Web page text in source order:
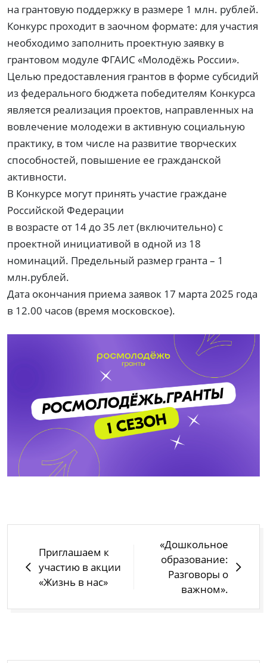
на грантовую поддержку в размере 1 млн. рублей.
Конкурс проходит в заочном формате: для участия
необходимо заполнить проектную заявку в
грантовом модуле ФГАИС «Молодёжь России».
Целью предоставления грантов в форме субсидий
из федерального бюджета победителям Конкурса
является реализация проектов, направленных на
вовлечение молодежи в активную социальную
практику, в том числе на развитие творческих
способностей, повышение ее гражданской
активности.
В Конкурсе могут принять участие граждане
Российской Федерации
в возрасте от 14 до 35 лет (включительно) с
проектной инициативой в одной из 18
номинаций. Предельный размер гранта – 1
млн.рублей.
Дата окончания приема заявок 17 марта 2025 года
в 12.00 часов (время московское).
записям
Приглашаем к
участию в акции
«Жизнь в нас»
«Дошкольное
образование:
Разговоры о
важном».